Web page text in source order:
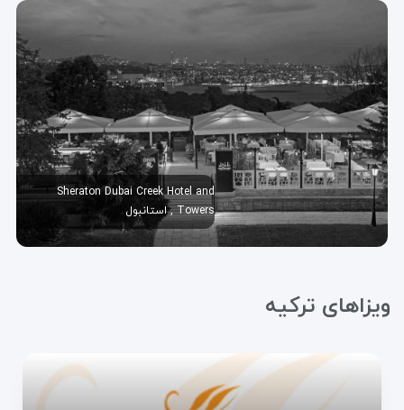
Sheraton Dubai Creek Hotel and
Towers , استانبول
ویزا‌های ترکیه